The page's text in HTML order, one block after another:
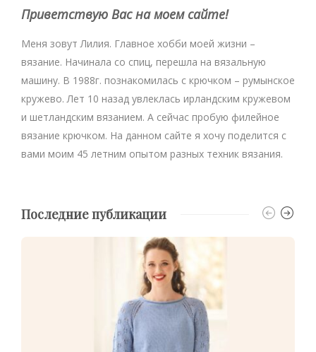
Приветствую Вас на моем сайте!
Меня зовут Лилия. Главное хобби моей жизни –
вязание. Начинала со спиц, перешла на вязальную
машину. В 1988г. познакомилась с крючком – румынское
кружево. Лет 10 назад увлеклась ирландским кружевом
и шетландским вязанием. А сейчас пробую филейное
вязание крючком. На данном сайте я хочу поделится с
вами моим 45 летним опытом разных техник вязания.
Последние публикации